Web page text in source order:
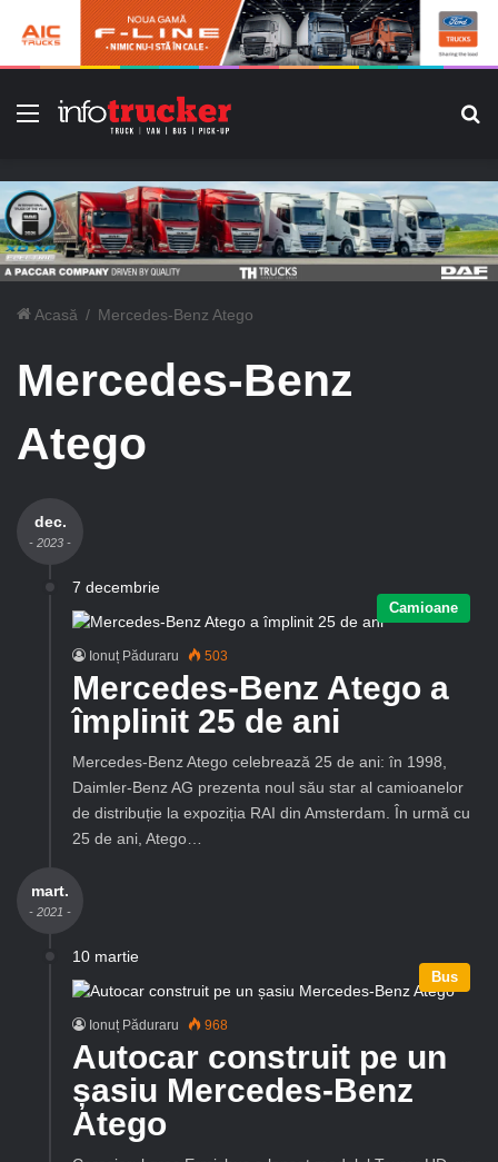
Meniu
Acasă / Mercedes-Benz Atego
Mercedes-Benz
Atego
dec.
- 2023 -
7 decembrie
Camioane
Ionuț Păduraru 503
Mercedes-Benz Atego a
împlinit 25 de ani
Mercedes-Benz Atego celebrează 25 de ani: în 1998,
Daimler-Benz AG prezenta noul său star al camioanelor
de distribuție la expoziția RAI din Amsterdam. În urmă cu
25 de ani, Atego…
mart.
- 2021 -
10 martie
Bus
Ionuț Păduraru 968
Autocar construit pe un
șasiu Mercedes-Benz
Atego